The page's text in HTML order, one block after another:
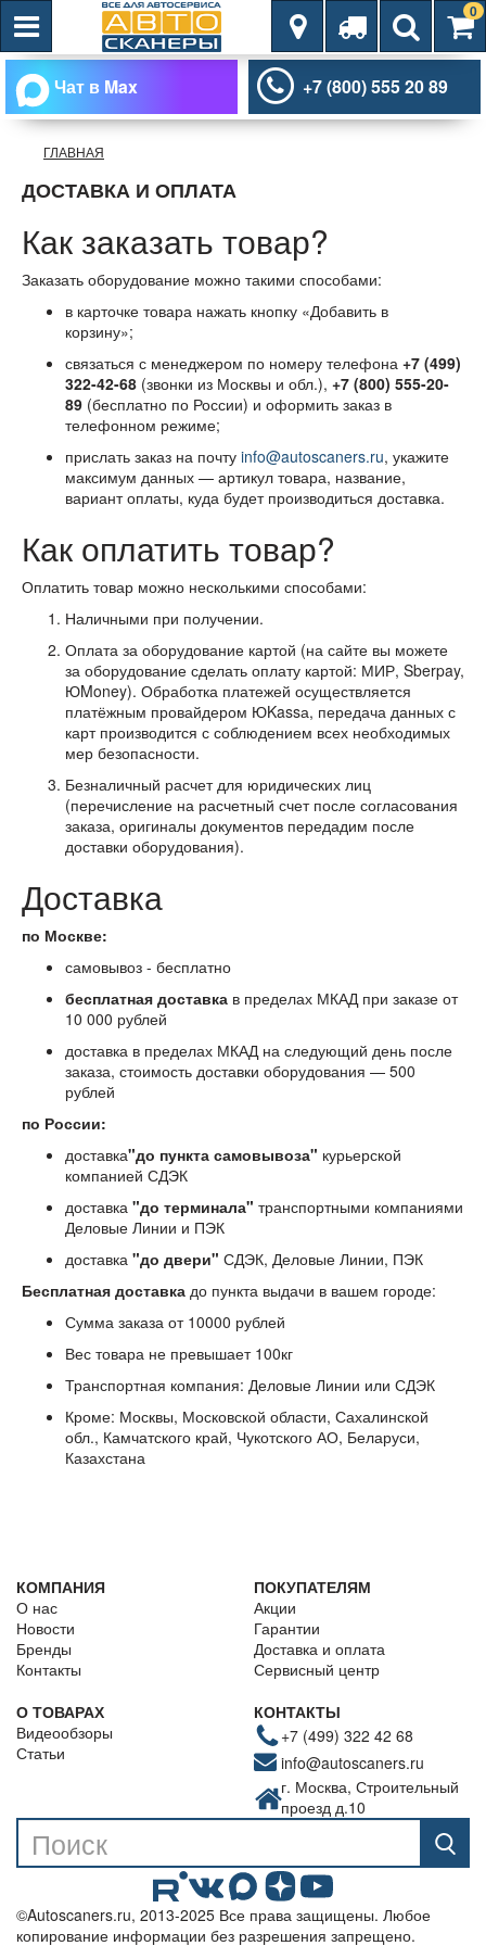
0
Чат в Max +7 (800) 555 20 89
ГЛАВНАЯ
ДОСТАВКА И ОПЛАТА
Как заказать товар?
Заказать оборудование можно такими способами:
в карточке товара нажать кнопку «Добавить в
корзину»;
связаться с менеджером по номеру телефона +7 (499)
322-42-68 (звонки из Москвы и обл.), +7 (800) 555-20-
89 (бесплатно по России) и оформить заказ в
телефонном режиме;
прислать заказ на почту info@autoscaners.ru, укажите
максимум данных — артикул товара, название,
вариант оплаты, куда будет производиться доставка.
Как оплатить товар?
Оплатить товар можно несколькими способами:
Наличными при получении.
Оплата за оборудование картой (на сайте вы можете
за оборудование сделать оплату картой: МИР, Sberpay,
ЮMoney). Обработка платежей осуществляется
платёжным провайдером ЮKassа, передача данных с
карт производится с соблюдением всех необходимых
мер безопасности.
Безналичный расчет для юридических лиц
(перечисление на расчетный счет после согласования
заказа, оригиналы документов передадим после
доставки оборудования).
Доставка
по Москве:
самовывоз - бесплатно
бесплатная доставка в пределах МКАД при заказе от
10 000 рублей
доставка в пределах МКАД на следующий день после
заказа, стоимость доставки оборудования — 500
рублей
по России:
доставка"до пункта самовывоза" курьерской
компанией СДЭК
доставка "до терминала" транспортными компаниями
Деловые Линии и ПЭК
доставка "до двери" СДЭК, Деловые Линии, ПЭК
Бесплатная доставка до пункта выдачи в вашем городе:
Сумма заказа от 10000 рублей
Вес товара не превышает 100кг
Транспортная компания: Деловые Линии или СДЭК
Кроме: Москвы, Московской области, Сахалинской
обл., Камчатского край, Чукотского АО, Беларуси,
Казахстана
КОМПАНИЯ
О нас
Новости
Бренды
Контакты
ПОКУПАТЕЛЯМ
Акции
Гарантии
Доставка и оплата
Сервисный центр
О ТОВАРАХ
Видеообзоры
Статьи
КОНТАКТЫ
+7 (499) 322 42 68
info@autoscaners.ru
г. Москва, Строительный
проезд д.10
©Autoscaners.ru, 2013-2025 Все права защищены. Любое
копирование информации без разрешения запрещено.